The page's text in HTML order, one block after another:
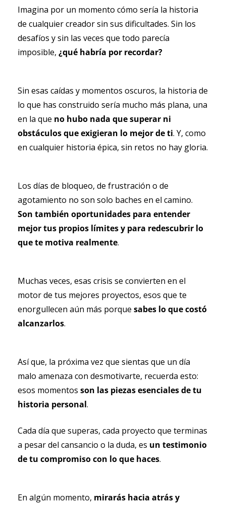
Imagina por un momento cómo sería la historia
de cualquier creador sin sus dificultades. Sin los
desafíos y sin las veces que todo parecía
imposible, ¿qué habría por recordar?
Sin esas caídas y momentos oscuros, la historia de
lo que has construido sería mucho más plana, una
en la que no hubo nada que superar ni
obstáculos que exigieran lo mejor de ti. Y, como
en cualquier historia épica, sin retos no hay gloria.
Los días de bloqueo, de frustración o de
Son también oportunidades para entender
mejor tus propios límites y para redescubrir lo
que te motiva realmente.
Muchas veces, esas crisis se convierten en el
motor de tus mejores proyectos, esos que te
enorgullecen aún más porque sabes lo que costó
alcanzarlos.
Así que, la próxima vez que sientas que un día
malo amenaza con desmotivarte, recuerda esto:
esos momentos son las piezas esenciales de tu
historia personal.
Cada día que superas, cada proyecto que terminas
a pesar del cansancio o la duda, es un testimonio
de tu compromiso con lo que haces.
En algún momento, mirarás hacia atrás y